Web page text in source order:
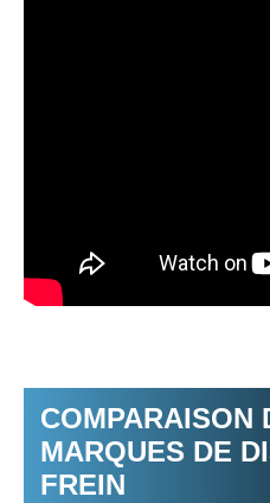
COMPARAISON
MARQUES DE
FREIN